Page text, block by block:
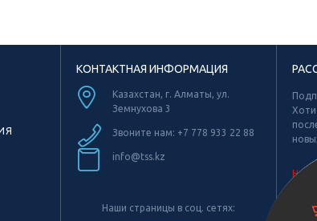
КОНТАКТНАЯ ИНФОРМАЦИЯ
Казахстан, г. Алматы, ул.
Земнухова 3
Звоните нам: +7 778 933 22 88
info@tss.kz
Наши страницы в соц. сетях:
Не